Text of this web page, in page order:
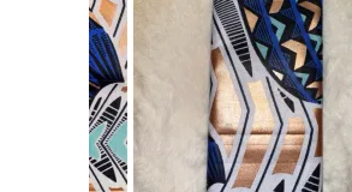
AJOUTER AU PANIER